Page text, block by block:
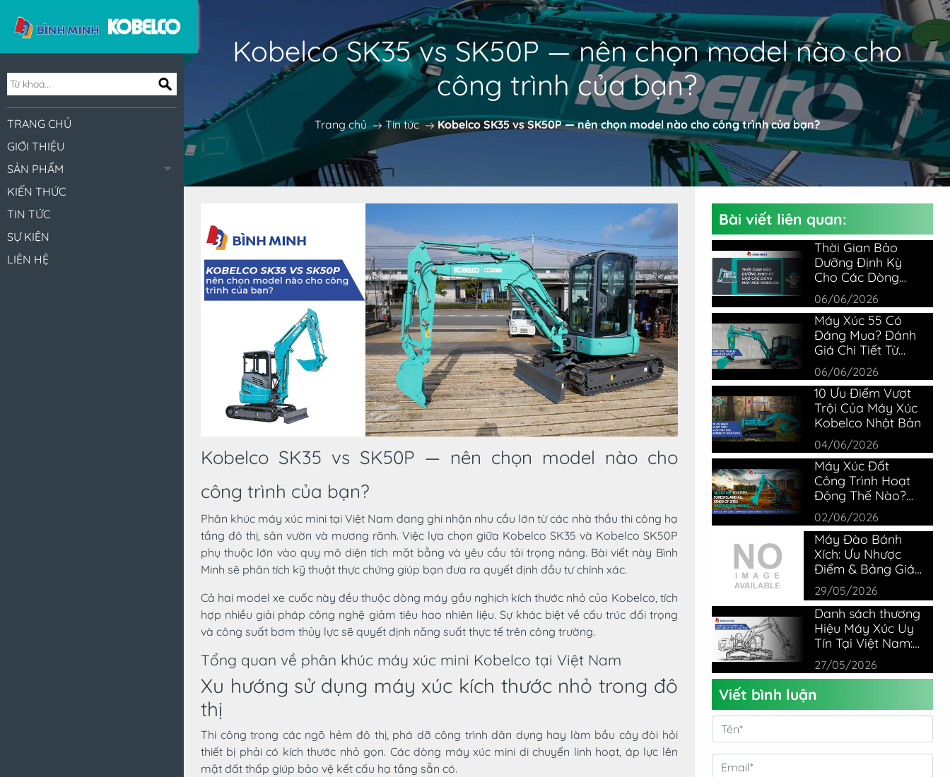
TRANG CHỦ
GIỚI THIỆU
SẢN PHẨM
KIẾN THỨC
TIN TỨC
SỰ KIỆN
LIÊN HỆ
Kobelco SK35 vs SK50P — nên chọn model nào cho
công trình của bạn?
Trang chủ Tin tức Kobelco SK35 vs SK50P — nên chọn model nào cho công trình của bạn?
Kobelco SK35 vs SK50P — nên chọn model nào cho
công trình của bạn?
Phân khúc máy xúc mini tại Việt Nam đang ghi nhận nhu cầu lớn từ các nhà thầu thi công hạ
tầng đô thị, sân vườn và mương rãnh. Việc lựa chọn giữa Kobelco SK35 và Kobelco SK50P
phụ thuộc lớn vào quy mô diện tích mặt bằng và yêu cầu tải trọng nâng. Bài viết này Bình
Minh sẽ phân tích kỹ thuật thực chứng giúp bạn đưa ra quyết định đầu tư chính xác.
Cả hai model xe cuốc này đều thuộc dòng máy gầu nghịch kích thước nhỏ của Kobelco, tích
hợp nhiều giải pháp công nghệ giảm tiêu hao nhiên liệu. Sự khác biệt về cấu trúc đối trọng
và công suất bơm thủy lực sẽ quyết định năng suất thực tế trên công trường.
Tổng quan về phân khúc máy xúc mini Kobelco tại Việt Nam
Xu hướng sử dụng máy xúc kích thước nhỏ trong đô
thị
Thi công trong các ngõ hẻm đô thị, phá dỡ công trình dân dụng hay làm bầu cây đòi hỏi
thiết bị phải có kích thước nhỏ gọn. Các dòng máy xúc mini di chuyển linh hoạt, áp lực lên
mặt đất thấp giúp bảo vệ kết cấu hạ tầng sẵn có.
Bài viết liên quan:
Thời Gian Bảo
Dưỡng Định Kỳ
Cho Các Dòng
Máy Xúc Kobelco
06/06/2026
Máy Xúc 55 Có
Đáng Mua? Đánh
Giá Chi Tiết Từ
Thiết Bị Bình Minh
06/06/2026
10 Ưu Điểm Vượt
Trội Của Máy Xúc
Kobelco Nhật Bản
04/06/2026
Máy Xúc Đất
Công Trình Hoạt
Động Thế Nào?
Cấu Tạo &
Nguyên Lý
02/06/2026
Máy Đào Bánh
Xích: Ưu Nhược
Điểm & Bảng Giá
Kobelco Mới Nhất
29/05/2026
Danh sách thương
Hiệu Máy Xúc Uy
Tín Tại Việt Nam:
Đánh Giá Thực Tế
Từ Chuyên Gia
27/05/2026
Viết bình luận